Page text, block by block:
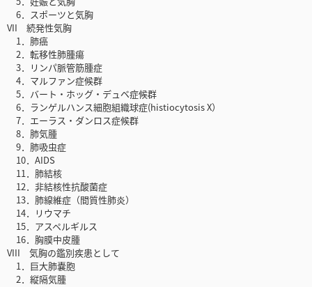
6．スポーツと気胸
VII 続発性気胸
1．肺癌
2．転移性肺腫瘍
3．リンパ脈管筋腫症
4．マルファン症候群
5．バート・ホッグ・デュベ症候群
6．ランゲルハンス細胞組織球症(histiocytosis X）
7．エーラス・ダンロス症候群
8．肺気腫
9．肺吸虫症
10．AIDS
11．肺結核
12．非結核性抗酸菌症
13．肺線維症（間質性肺炎）
14．リウマチ
15．アスペルギルス
16．胸膜中皮腫
VIII 気胸の鑑別疾患として
1．巨大肺嚢胞
2．縦隔気腫